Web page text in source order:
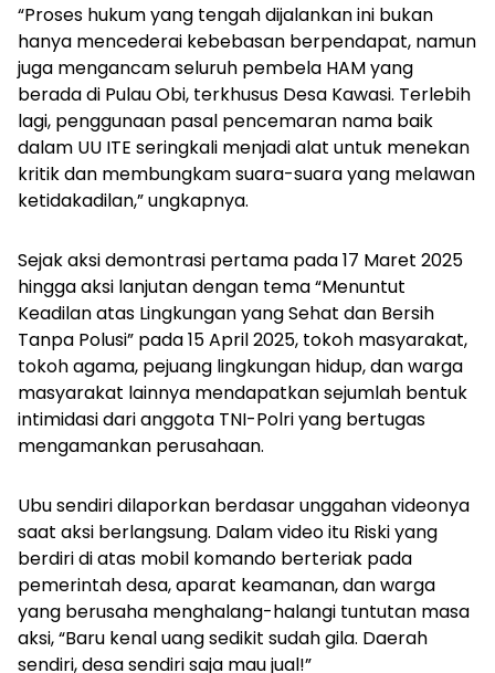
“Proses hukum yang tengah dijalankan ini bukan
hanya mencederai kebebasan berpendapat, namun
juga mengancam seluruh pembela HAM yang
berada di Pulau Obi, terkhusus Desa Kawasi. Terlebih
lagi, penggunaan pasal pencemaran nama baik
dalam UU ITE seringkali menjadi alat untuk menekan
kritik dan membungkam suara-suara yang melawan
ketidakadilan,” ungkapnya.
Sejak aksi demontrasi pertama pada 17 Maret 2025
hingga aksi lanjutan dengan tema “Menuntut
Keadilan atas Lingkungan yang Sehat dan Bersih
Tanpa Polusi” pada 15 April 2025, tokoh masyarakat,
tokoh agama, pejuang lingkungan hidup, dan warga
masyarakat lainnya mendapatkan sejumlah bentuk
intimidasi dari anggota TNI-Polri yang bertugas
mengamankan perusahaan.
Ubu sendiri dilaporkan berdasar unggahan videonya
saat aksi berlangsung. Dalam video itu Riski yang
berdiri di atas mobil komando berteriak pada
pemerintah desa, aparat keamanan, dan warga
yang berusaha menghalang-halangi tuntutan masa
aksi, “Baru kenal uang sedikit sudah gila. Daerah
sendiri, desa sendiri saja mau jual!”